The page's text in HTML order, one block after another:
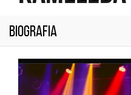
Biografia